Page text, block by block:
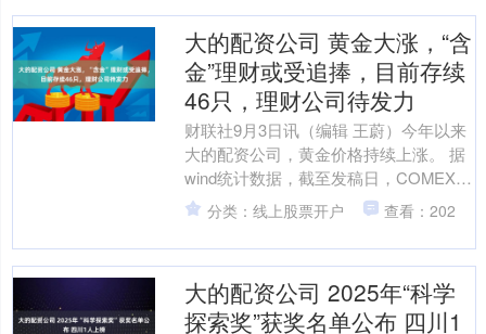
大的配资公司 黄金大涨，“含
金”理财或受追捧，目前存续
46只，理财公司待发力
财联社9月3日讯（编辑 王蔚）今年以来
大的配资公司，黄金价格持续上涨。 据
wind统计数据，截至发稿日，COMEX黄
金当日最高为3616.9美元/盎司，较年初
上....
分类：线上股票开户 查看：202
大的配资公司 2025年“科学
探索奖”获奖名单公布 四川1